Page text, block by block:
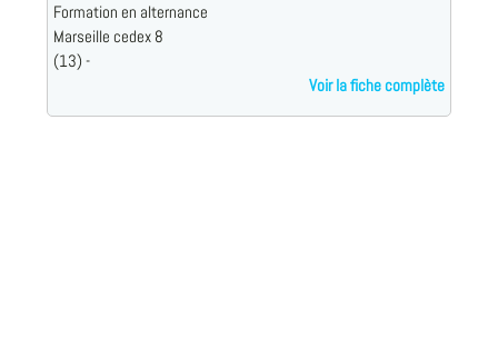
Formation en alternance
Marseille cedex 8
(13) -
Voir la fiche complète